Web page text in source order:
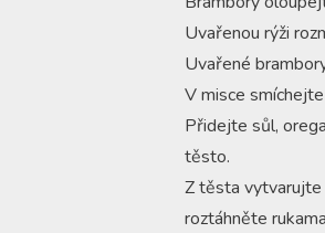
Uvařenou rýži
Uvařené
V misce
Přidejte sůl,
těsto.
Z těsta vytvarujte
roztáhněte